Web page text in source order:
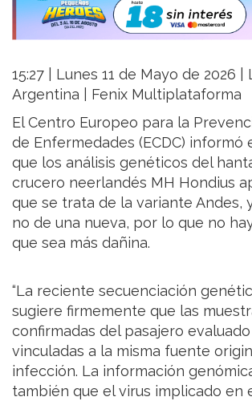
15:27 | Lunes 11 de Mayo de 2026 |
Argentina | Fenix Multiplataforma
El Centro Europeo para la
de Enfermedades (ECDC) informó
que los análisis genéticos del
crucero neerlandés MH Hondius
que se trata de la variante Andes,
no de una nueva, por lo que no
que sea más dañina.
“La reciente secuenciación
sugiere firmemente que las
confirmadas del pasajero
vinculadas a la misma fuente
infección. La información
también que el virus implicado en